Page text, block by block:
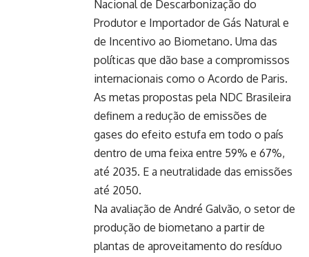
Nacional de Descarbonização do
Produtor e Importador de Gás Natural e
de Incentivo ao Biometano. Uma das
políticas que dão base a compromissos
internacionais como o Acordo de Paris.
As metas propostas pela NDC Brasileira
definem a redução de emissões de
gases do efeito estufa em todo o país
dentro de uma feixa entre 59% e 67%,
até 2035. E a neutralidade das emissões
até 2050.
Na avaliação de André Galvão, o setor de
produção de biometano a partir de
plantas de aproveitamento do resíduo